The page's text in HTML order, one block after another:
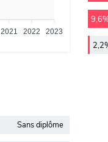
2021 2022 2023
Sans diplôme